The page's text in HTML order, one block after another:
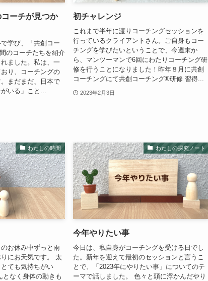
ーチが見つか
学び、「共創コー
のコーチたちを紹介
ました。私は、一
り、コーチングの
まだまだ、日本で
いる」こと...
初チャレンジ
これまで半年に渡りコーチングセッションを
行っているクライアントさん。ご自身もコー
チングを学びたいということで、今週末か
ら、マンツーマンで6回にわたりコーチング研
修を行うことになりました！昨年８月に共創
コーチングにて共創コーチング®研修 習得...
2023年2月3日
わたしの時間
お休み中ずっと雨
にお天気です。 太
ても気持ちがい
となく身体の動きも
わたしの探究ノート
今年やりたい事
今日は、私自身がコーチングを受ける日でし
た。新年を迎えて最初のセッションと言うこ
とで、「2023年にやりたい事」についてのテ
ーマで話しました。 色々と頭に浮かんだやり